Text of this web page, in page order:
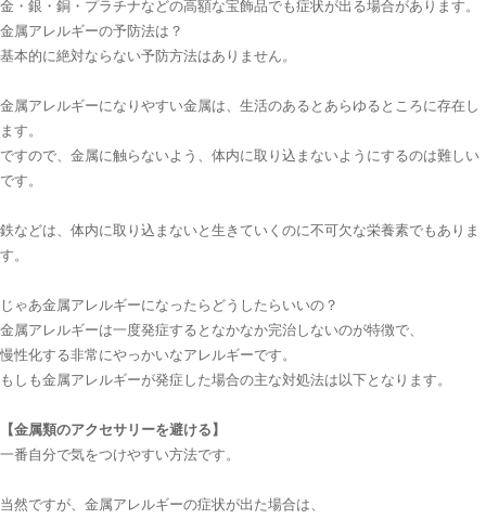
金・銀・銅・プラチナなどの高額な宝飾品でも症状が出る場合があります。
金属アレルギーの予防法は？
基本的に絶対ならない予防方法はありません。
金属アレルギーになりやすい金属は、生活のあるとあらゆるところに存在し
ます。
ですので、金属に触らないよう、体内に取り込まないようにするのは難しい
です。
鉄などは、体内に取り込まないと生きていくのに不可欠な栄養素でもありま
す。
じゃあ金属アレルギーになったらどうしたらいいの？
金属アレルギーは一度発症するとなかなか完治しないのが特徴で、
慢性化する非常にやっかいなアレルギーです。
もしも金属アレルギーが発症した場合の主な対処法は以下となります。
【金属類のアクセサリーを避ける】
一番自分で気をつけやすい方法です。
当然ですが、金属アレルギーの症状が出た場合は、